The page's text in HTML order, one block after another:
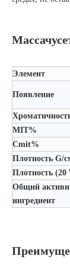
Элемент
Появление
MIT%
Cmit%
Плотность G/
Плотность
Общий
ингредиент